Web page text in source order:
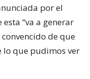
por el
“va a generar
de que
lo que pudimos ver